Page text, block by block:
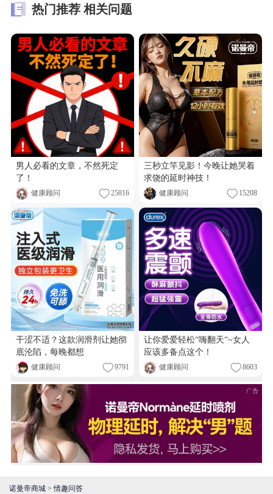
热门推荐 相关问题
男人必看的文章，不然死定
了！
健康顾问 25816
三秒立竿见影！今晚让她哭着
求饶的延时神技！
健康顾问 15208
干涩不适？这款润滑剂让她彻
底沦陷，每晚都想
健康顾问 9791
让你爱爱轻松“嗨翻天“~女人
应该多备点这个！
健康顾问 8603
诺曼帝商城 > 情趣问答